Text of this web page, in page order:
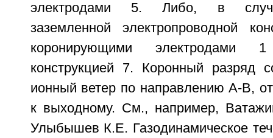
электродами 5. Либо, в
заземленной электропроводной
коронирующими электродами
конструкцией 7. Коронный разряд
ионный ветер по направлению А-В, от
к выходному. См., например,
Улыбышев К.Е. Газодинамическое